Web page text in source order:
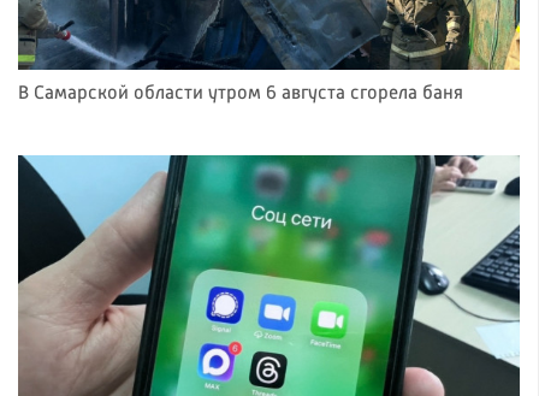
В Самарской области утром 6 августа сгорела баня